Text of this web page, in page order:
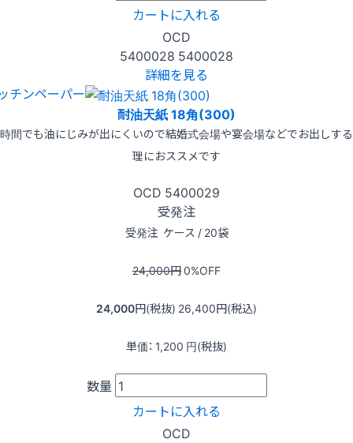
カートに入れる
OCD
5400028 5400028
詳細を見る
チンペーパー
耐油天紙 18角(300)
間でも油にじみが出にくいので結婚式会場や宴会場などでお出しす
理におススメです
OCD 5400029
受発注
受発注 ケース / 20袋
24,000円0%OFF
24,000円(税抜) 26,400円(税込)
単価： 1,200 円(税抜)
数量
カートに入れる
OCD